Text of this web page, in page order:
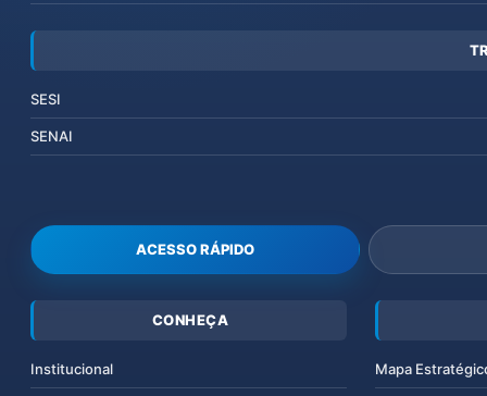
SESI
SENAI
ACESSO RÁPIDO
CONHEÇA
Institucional Mapa